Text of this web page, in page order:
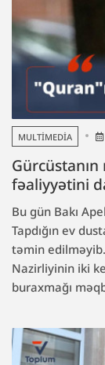
MULTIMEDIA
fəaliyyətini
Bu gün Bakı
Tapdığın ev
təmin
Nazirliyinin iki
buraxmağı